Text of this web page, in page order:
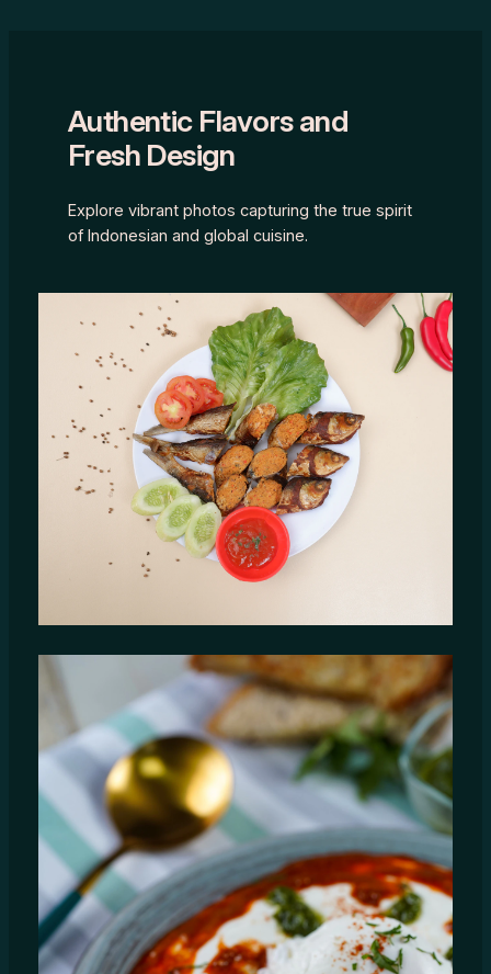
Authentic Flavors and
Fresh Design
Explore vibrant photos capturing the true spirit
of Indonesian and global cuisine.